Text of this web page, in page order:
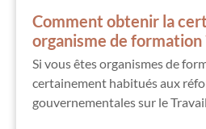
Comment obtenir la
organisme de formation
Si vous êtes organismes de
certainement habitués aux
gouvernementales sur le